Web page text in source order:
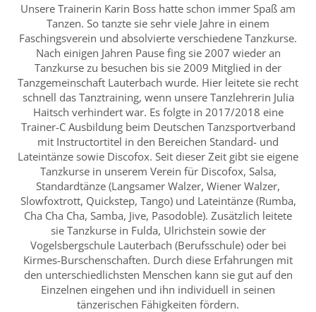
Unsere Trainerin Karin Boss hatte schon immer Spaß am
Tanzen. So tanzte sie sehr viele Jahre in einem
Faschingsverein und absolvierte verschiedene Tanzkurse.
Nach einigen Jahren Pause fing sie 2007 wieder an
Tanzkurse zu besuchen bis sie 2009 Mitglied in der
Tanzgemeinschaft Lauterbach wurde. Hier leitete sie recht
schnell das Tanztraining, wenn unsere Tanzlehrerin Julia
Haitsch verhindert war. Es folgte in 2017/2018 eine
Trainer-C Ausbildung beim Deutschen Tanzsportverband
mit Instructortitel in den Bereichen Standard- und
Lateintänze sowie Discofox. Seit dieser Zeit gibt sie eigene
Tanzkurse in unserem Verein für Discofox, Salsa,
Standardtänze (Langsamer Walzer, Wiener Walzer,
Slowfoxtrott, Quickstep, Tango) und Lateintänze (Rumba,
Cha Cha Cha, Samba, Jive, Pasodoble). Zusätzlich leitete
sie Tanzkurse in Fulda, Ulrichstein sowie der
Vogelsbergschule Lauterbach (Berufsschule) oder bei
Kirmes-Burschenschaften. Durch diese Erfahrungen mit
den unterschiedlichsten Menschen kann sie gut auf den
Einzelnen eingehen und ihn individuell in seinen
tänzerischen Fähigkeiten fördern.